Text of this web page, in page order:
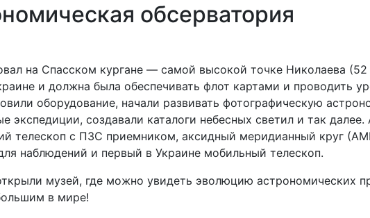
обсерватория
на Спасском кургане — самой высокой точке Николаева
и должна была обеспечивать флот картами и проводить
оборудование, начали развивать фотографическую
экспедиции, создавали каталоги небесных светил и так
телескоп с ПЗС приемником, аксидный меридианный круг
наблюдений и первый в Украине мобильный телескоп.
музей, где можно увидеть эволюцию астрономических
в мире!